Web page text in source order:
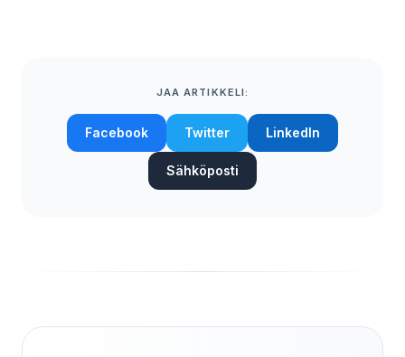
JAA ARTIKKELI:
Facebook Twitter LinkedIn
Sähköposti